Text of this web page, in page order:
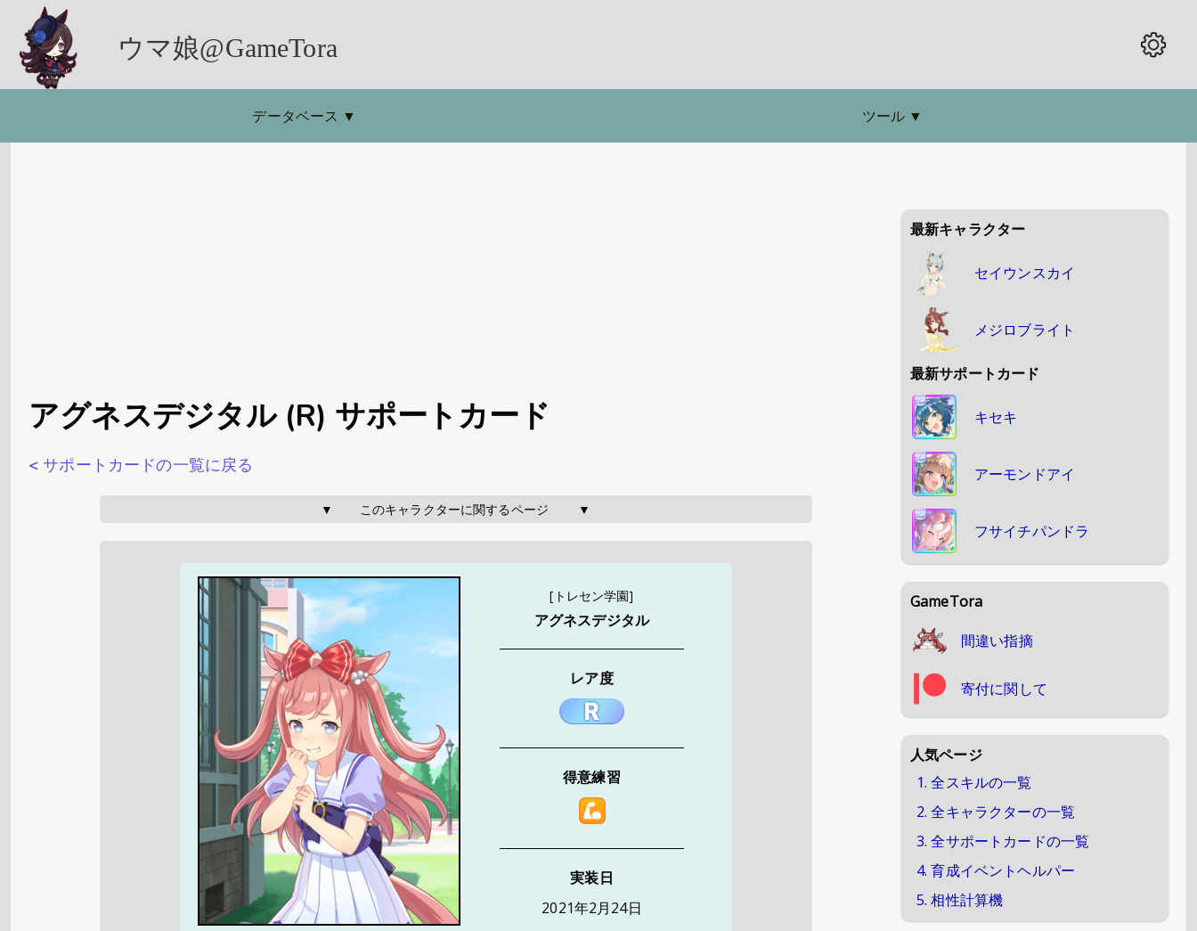
ウマ娘@GameTora
データベース ▼ ツール ▼
アグネスデジタル (R) サポートカード
< サポートカードの一覧に戻る
▼       このキャラクターに関するページ        ▼
[トレセン学園]
アグネスデジタル
レア度
得意練習
実装日
2021年2月24日
最新キャラクター
セイウンスカイ
メジロブライト
最新サポートカード
キセキ
アーモンドアイ
フサイチパンドラ
GameTora
間違い指摘
寄付に関して
人気ページ
1. 全スキルの一覧
2. 全キャラクターの一覧
3. 全サポートカードの一覧
4. 育成イベントヘルパー
5. 相性計算機